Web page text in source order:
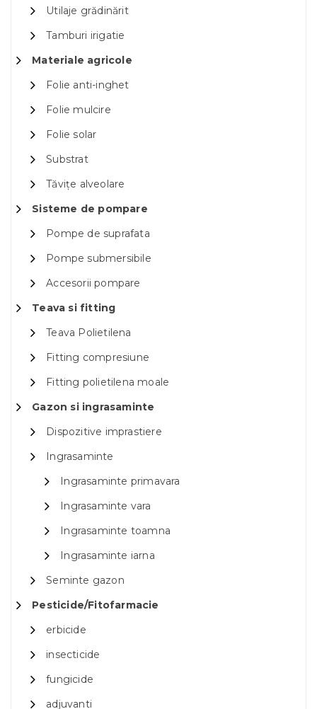
Utilaje grădinărit
Tamburi irigatie
Materiale agricole
Folie anti-inghet
Folie mulcire
Folie solar
Substrat
Tăvițe alveolare
Sisteme de pompare
Pompe de suprafata
Pompe submersibile
Accesorii pompare
Teava si fitting
Teava Polietilena
Fitting compresiune
Fitting polietilena moale
Gazon si ingrasaminte
Dispozitive imprastiere
Ingrasaminte
Ingrasaminte primavara
Ingrasaminte vara
Ingrasaminte toamna
Ingrasaminte iarna
Seminte gazon
Pesticide/Fitofarmacie
erbicide
insecticide
fungicide
adjuvanti